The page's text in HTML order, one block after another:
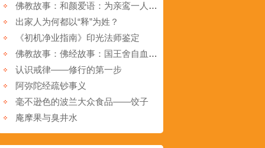
佛教故事：和颜爱语：为亲鸾一人(1)
出家人为何都以“释”为姓？
《初机净业指南》印光法师鉴定
佛教故事：佛经故事：国王舍自血肉，换得半偈
认识戒律——修行的第一步
阿弥陀经疏钞事义
毫不逊色的波兰大众食品――饺子
庵摩果与臭井水